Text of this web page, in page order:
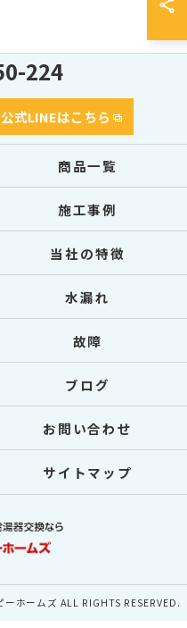
224
公式LINEはこちら
商品一覧
施工事例
当社の特徴
水漏れ
故障
ブログ
お問い合わせ
サイトマップ
ホームズ ALL RIGHTS RESERVED.